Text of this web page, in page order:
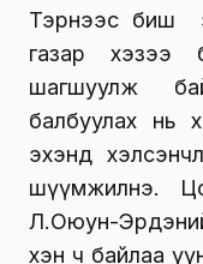
Тэрнээс биш
газар хэзээ
шагшуулж
балбуулах нь
эхэнд
шүүмжилнэ.
Л.Оюун-
хэн ч байлаа